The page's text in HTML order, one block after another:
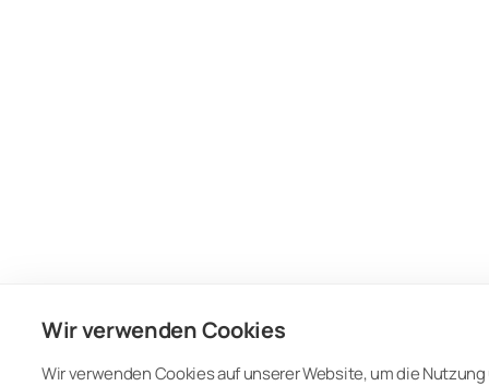
Wir verwenden Cookies
Wir verwenden Cookies auf unserer Website, um die